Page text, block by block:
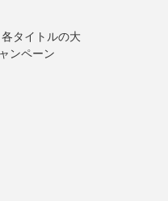
タイトルの大
ンペーン